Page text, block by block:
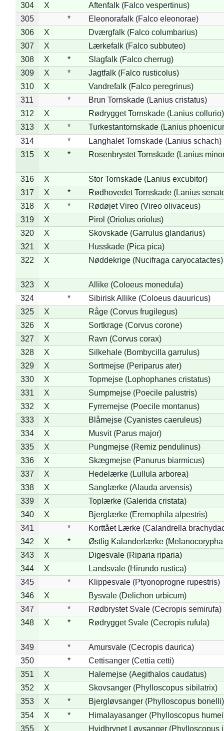
304
X
Aftenfalk (Falco vespertinus)
305
*
Eleonorafalk (Falco eleonorae)
306
X
Dværgfalk (Falco columbarius)
307
X
Lærkefalk (Falco subbuteo)
308
X *
Slagfalk (Falco cherrug)
309
X *
Jagtfalk (Falco rusticolus)
310
X
Vandrefalk (Falco peregrinus)
311
*
Brun Tornskade (Lanius cristatus)
312
X
Rødrygget Tornskade (Lanius collurio)
313
X *
Turkestantornskade (Lanius
314
*
Langhalet Tornskade (Lanius schach)
315
X * Rosenbrystet Tornskade (Lanius
316 X
Stor Tornskade (Lanius excubitor)
317
X *
Rødhovedet Tornskade (Lanius
318
X *
Rødøjet Vireo (Vireo olivaceus)
319
X
Pirol (Oriolus oriolus)
320
X
Skovskade (Garrulus glandarius)
321
X
Husskade (Pica pica)
322
X Nøddekrige (Nucifraga caryocatactes)
323 X
Allike (Coloeus monedula)
324
*
Sibirisk Allike (Coloeus dauuricus)
325
X
Råge (Corvus frugilegus)
326
X
Sortkrage (Corvus corone)
327
X
Ravn (Corvus corax)
328
X
Silkehale (Bombycilla garrulus)
329
X
Sortmejse (Periparus ater)
330
X
Topmejse (Lophophanes cristatus)
331
X
Sumpmejse (Poecile palustris)
332
X
Fyrremejse (Poecile montanus)
333
X
Blåmejse (Cyanistes caeruleus)
334
X
Musvit (Parus major)
335
X
Pungmejse (Remiz pendulinus)
336
X
Skægmejse (Panurus biarmicus)
337
X
Hedelærke (Lullula arborea)
338
X
Sanglærke (Alauda arvensis)
339
X
Toplærke (Galerida cristata)
340
X
Bjerglærke (Eremophila alpestris)
341
*
Korttået Lærke (Calandrella
342
X *
Østlig Kalanderlærke (Melanocorypha
343
X
Digesvale (Riparia riparia)
344
X
Landsvale (Hirundo rustica)
345
*
Klippesvale (Ptyonoprogne rupestris)
346
X
Bysvale (Delichon urbicum)
347
*
Rødbrystet Svale (Cecropis semirufa)
348
X * Rødrygget Svale (Cecropis rufula)
349 *
Amursvale (Cecropis daurica)
350
*
Cettisanger (Cettia cetti)
351
X
Halemejse (Aegithalos caudatus)
352
X
Skovsanger (Phylloscopus sibilatrix)
353
X *
Bjergløvsanger (Phylloscopus bonelli)
354
X *
Himalayasanger (Phylloscopus
355
X Hvidbrynet Løvsanger (Phylloscopus